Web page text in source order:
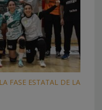
FASE ESTATAL DE LA